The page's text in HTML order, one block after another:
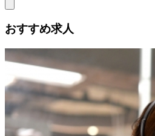
おすすめ求人